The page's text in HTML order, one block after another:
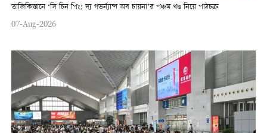
তাজিকিস্তানে ‘সি চিন পিং: দ্য গভর্ন্যান্স অব চায়না’র পঞ্চম খণ্ড নিয়ে পাঠচক্র
07-Aug-2026